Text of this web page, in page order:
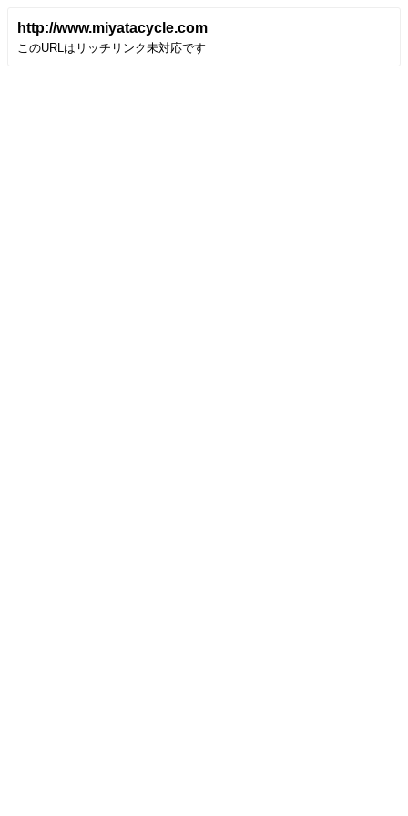
http://www.miyatacycle.com
このURLはリッチリンク未対応です